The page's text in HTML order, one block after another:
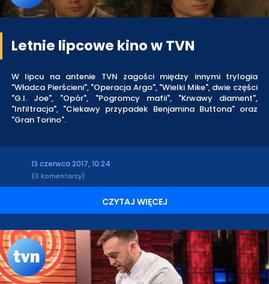
Letnie lipcowe kino w TVN
W lipcu na antenie TVN zagości między innymi trylogia
"Władca Pierścieni", "Operacja Argo", "Wielki Mike", dwie części
"G.I. Joe", "Opór", "Pogromcy mafii", "Krwawy diament",
"Infiltracja", "Ciekawy przypadek Benjamina Buttona" oraz
"Gran Torino".
13 czerwca 2017, 10:24
(0 komentarzy)
CZYTAJ WIĘCEJ